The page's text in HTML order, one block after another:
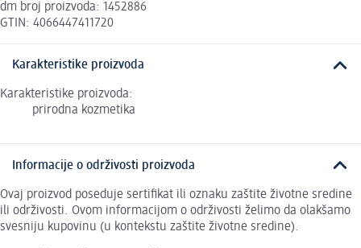
dm broj proizvoda: 1452886
GTIN: 4066447411720
Karakteristike proizvoda
Karakteristike proizvoda:
prirodna kozmetika
Informacije o održivosti proizvoda
Ovaj proizvod poseduje sertifikat ili oznaku zaštite životne sredine
ili održivosti. Ovom informacijom o održivosti želimo da olakšamo
svesniju kupovinu (u kontekstu zaštite životne sredine).